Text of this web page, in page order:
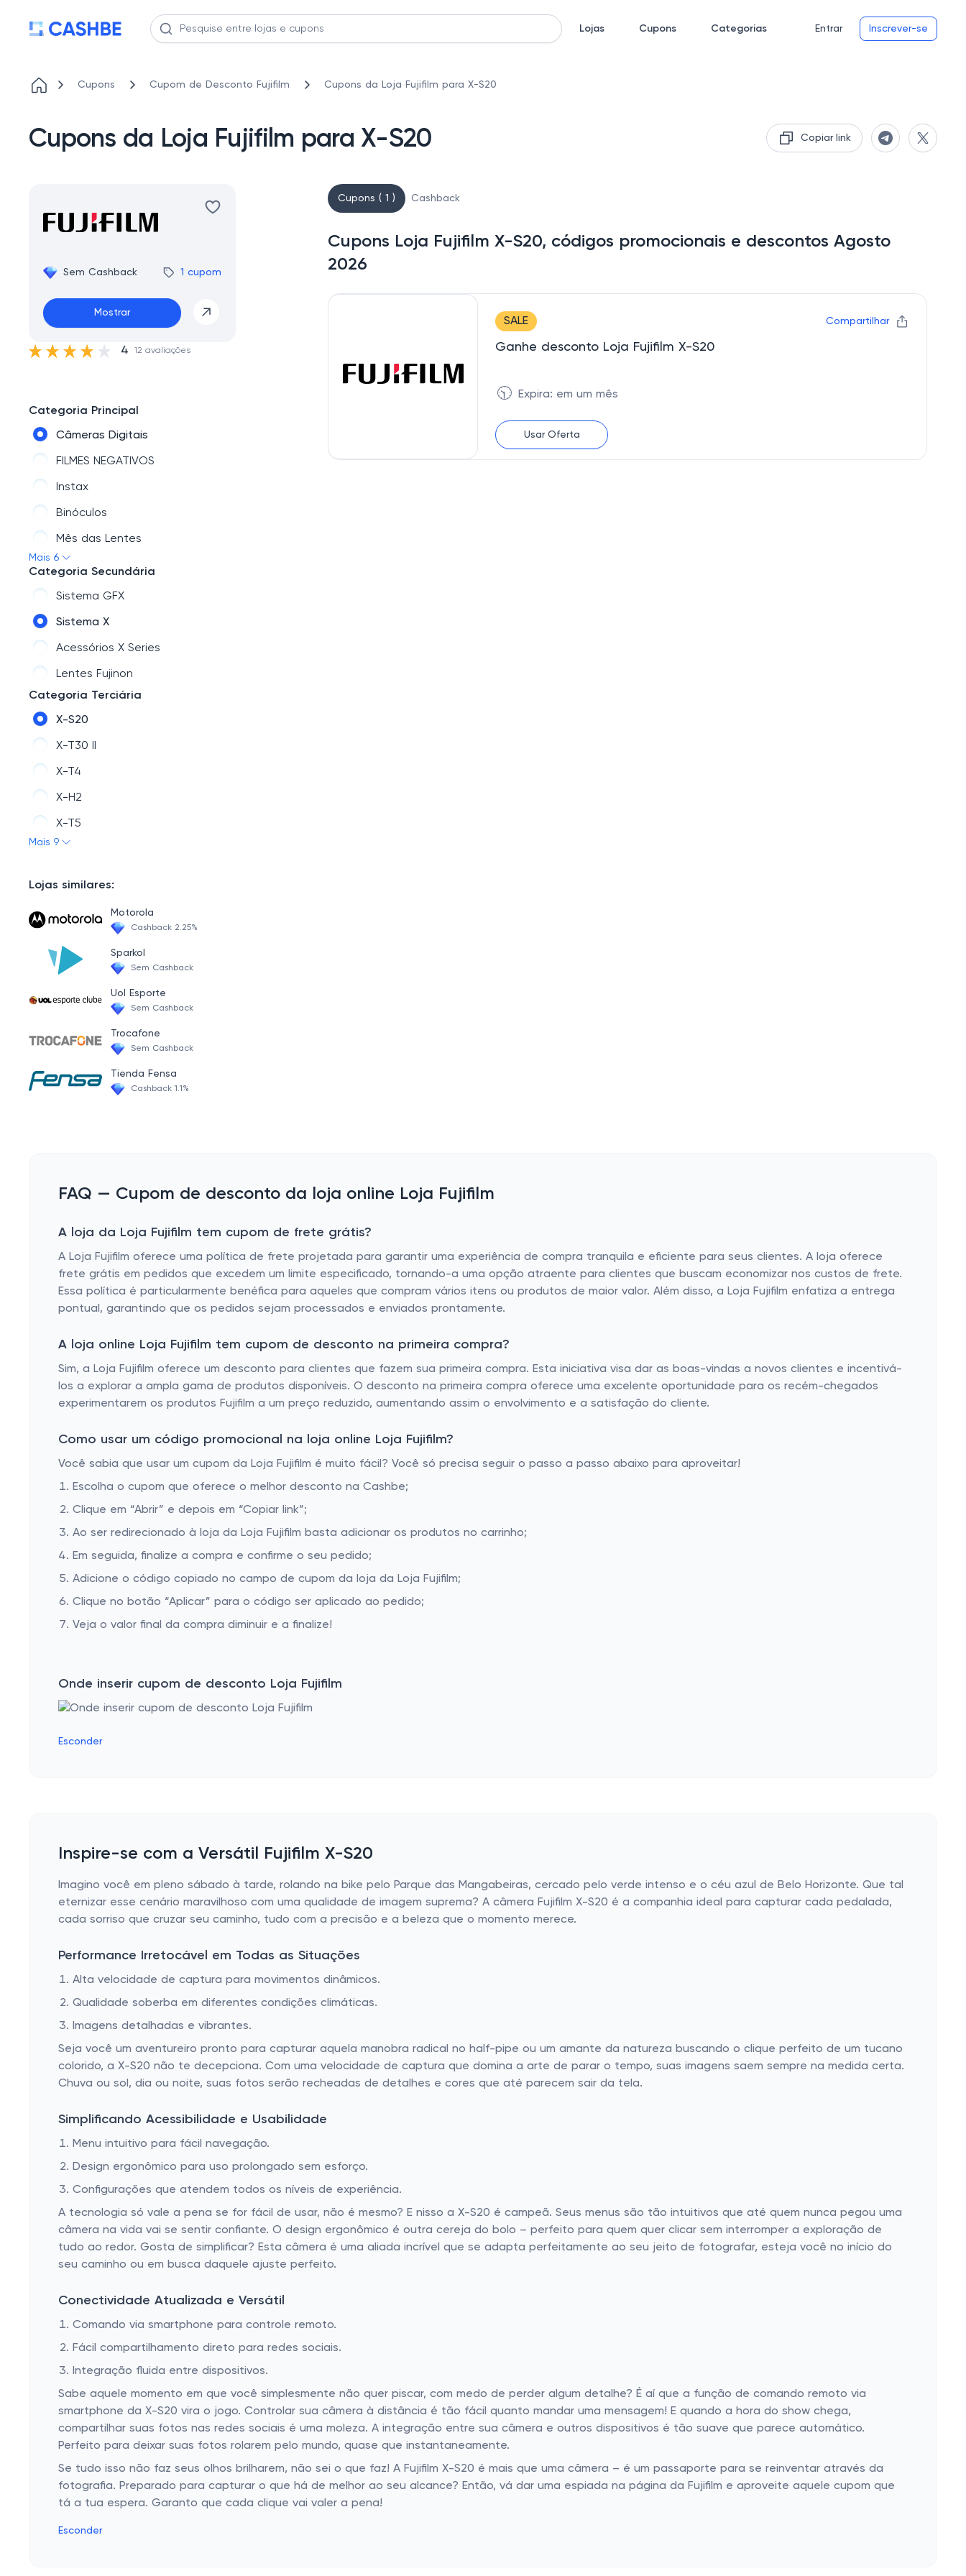
Lojas Cupons Categorias Entrar Inscrever-se
Cupons Cupom de Desconto Fujifilm Cupons da Loja Fujifilm para X-S20
Cupons da Loja Fujifilm para X-S20 Copiar link
Sem Cashback 1 cupom
Mostrar
4 12 avaliações
Categoria Principal
Câmeras Digitais
FILMES NEGATIVOS
Instax
Binóculos
Mês das Lentes
Para seu evento
Mais 6
Categoria Secundária
Sistema GFX
Sistema X
Acessórios X Series
Lentes Fujinon
Categoria Terciária
X-S20
X-T30 II
X-T4
X-H2
X-T5
Combos X
Mais 9
Lojas similares:
Motorola
Cashback 2.25%
Sparkol
Sem Cashback
Uol Esporte
Sem Cashback
Trocafone
Sem Cashback
Tienda Fensa
Cashback 1.1%
Cupons ( 1 ) Cashback
Cupons Loja Fujifilm X-S20, códigos promocionais e descontos Agosto
2026
SALE Compartilhar
Ganhe desconto Loja Fujifilm X-S20
🕥 Expira: em um mês
Usar Oferta
FAQ — Cupom de desconto da loja online Loja Fujifilm
A loja da Loja Fujifilm tem cupom de frete grátis?
A Loja Fujifilm oferece uma política de frete projetada para garantir uma experiência de compra tranquila e eficiente para seus clientes. A loja oferece
frete grátis em pedidos que excedem um limite especificado, tornando-a uma opção atraente para clientes que buscam economizar nos custos de frete.
Essa política é particularmente benéfica para aqueles que compram vários itens ou produtos de maior valor. Além disso, a Loja Fujifilm enfatiza a entrega
pontual, garantindo que os pedidos sejam processados ​​e enviados prontamente.
A loja online Loja Fujifilm tem cupom de desconto na primeira compra?
Sim, a Loja Fujifilm oferece um desconto para clientes que fazem sua primeira compra. Esta iniciativa visa dar as boas-vindas a novos clientes e incentivá-
los a explorar a ampla gama de produtos disponíveis. O desconto na primeira compra oferece uma excelente oportunidade para os recém-chegados
experimentarem os produtos Fujifilm a um preço reduzido, aumentando assim o envolvimento e a satisfação do cliente.
Como usar um código promocional na loja online Loja Fujifilm?
Você sabia que usar um cupom da Loja Fujifilm é muito fácil? Você só precisa seguir o passo a passo abaixo para aproveitar!
Escolha o cupom que oferece o melhor desconto na Cashbe;
Clique em “Abrir” e depois em “Copiar link”;
Ao ser redirecionado à loja da Loja Fujifilm basta adicionar os produtos no carrinho;
Em seguida, finalize a compra e confirme o seu pedido;
Adicione o código copiado no campo de cupom da loja da Loja Fujifilm;
Clique no botão “Aplicar” para o código ser aplicado ao pedido;
Veja o valor final da compra diminuir e a finalize!
Onde inserir cupom de desconto Loja Fujifilm
Esconder
Inspire-se com a Versátil Fujifilm X-S20
Imagino você em pleno sábado à tarde, rolando na bike pelo Parque das Mangabeiras, cercado pelo verde intenso e o céu azul de Belo Horizonte. Que tal
eternizar esse cenário maravilhoso com uma qualidade de imagem suprema? A câmera Fujifilm X-S20 é a companhia ideal para capturar cada pedalada,
cada sorriso que cruzar seu caminho, tudo com a precisão e a beleza que o momento merece.
Performance Irretocável em Todas as Situações
Alta velocidade de captura para movimentos dinâmicos.
Qualidade soberba em diferentes condições climáticas.
Imagens detalhadas e vibrantes.
Seja você um aventureiro pronto para capturar aquela manobra radical no half-pipe ou um amante da natureza buscando o clique perfeito de um tucano
colorido, a X-S20 não te decepciona. Com uma velocidade de captura que domina a arte de parar o tempo, suas imagens saem sempre na medida certa.
Chuva ou sol, dia ou noite, suas fotos serão recheadas de detalhes e cores que até parecem sair da tela.
Simplificando Acessibilidade e Usabilidade
Menu intuitivo para fácil navegação.
Design ergonômico para uso prolongado sem esforço.
Configurações que atendem todos os níveis de experiência.
A tecnologia só vale a pena se for fácil de usar, não é mesmo? E nisso a X-S20 é campeã. Seus menus são tão intuitivos que até quem nunca pegou uma
câmera na vida vai se sentir confiante. O design ergonômico é outra cereja do bolo – perfeito para quem quer clicar sem interromper a exploração de
tudo ao redor. Gosta de simplificar? Esta câmera é uma aliada incrível que se adapta perfeitamente ao seu jeito de fotografar, esteja você no início do
seu caminho ou em busca daquele ajuste perfeito.
Conectividade Atualizada e Versátil
Comando via smartphone para controle remoto.
Fácil compartilhamento direto para redes sociais.
Integração fluida entre dispositivos.
Sabe aquele momento em que você simplesmente não quer piscar, com medo de perder algum detalhe? É aí que a função de comando remoto via
smartphone da X-S20 vira o jogo. Controlar sua câmera à distância é tão fácil quanto mandar uma mensagem! E quando a hora do show chega,
compartilhar suas fotos nas redes sociais é uma moleza. A integração entre sua câmera e outros dispositivos é tão suave que parece automático.
Perfeito para deixar suas fotos rolarem pelo mundo, quase que instantaneamente.
Se tudo isso não faz seus olhos brilharem, não sei o que faz! A Fujifilm X-S20 é mais que uma câmera – é um passaporte para se reinventar através da
fotografia. Preparado para capturar o que há de melhor ao seu alcance? Então, vá dar uma espiada na página da Fujifilm e aproveite aquele cupom que
tá a tua espera. Garanto que cada clique vai valer a pena!
Esconder